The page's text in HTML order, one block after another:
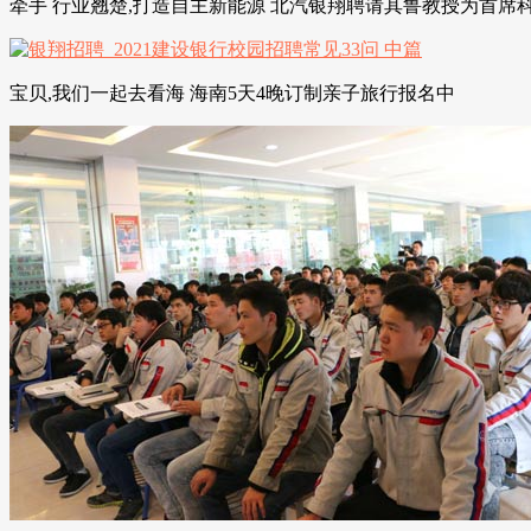
牵手 行业翘楚,打造自主新能源 北汽银翔聘请其鲁教授为首席
宝贝,我们一起去看海 海南5天4晚订制亲子旅行报名中